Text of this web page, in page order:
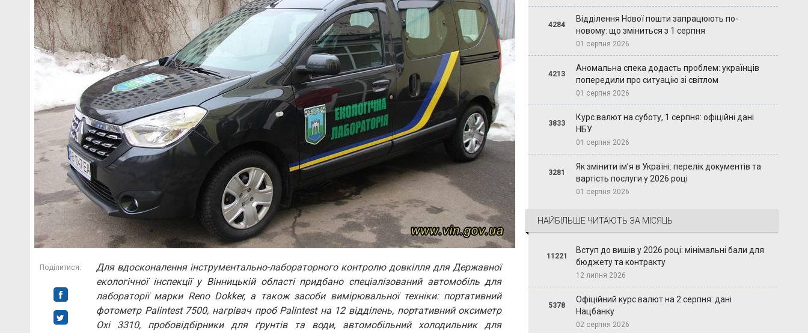
Поділитися:
Для вдосконалення інструментально-лабораторного контролю довкілля для Державної
екологічної інспекції у Вінницькій області придбано спеціалізований автомобіль для
лабораторії марки Reno Dokker, а також засоби вимірювальної техніки: портативний
фотометр Palintest 7500, нагрівач проб Palintest на 12 відділень, портативний оксиметр
Oxi 3310, пробовідбірники для ґрунтів та води, автомобільний холодильник для
4284
Відділення Нової пошти запрацюють по-
новому: що зміниться з 1 серпня
01 серпня 2026
4213
Аномальна спека додасть проблем: українців
попередили про ситуацію зі світлом
01 серпня 2026
3833
Курс валют на суботу, 1 серпня: офіційні дані
НБУ
01 серпня 2026
3281
Як змінити ім’я в Україні: перелік документів та
вартість послуги у 2026 році
01 серпня 2026
НАЙБІЛЬШЕ ЧИТАЮТЬ ЗА МІСЯЦЬ
11221
Вступ до вишів у 2026 році: мінімальні бали для
бюджету та контракту
12 липня 2026
5378
Офіційний курс валют на 2 серпня: дані
Нацбанку
02 серпня 2026